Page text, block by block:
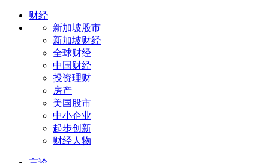
财经
新加坡股市
新加坡财经
全球财经
中国财经
投资理财
房产
美国股市
中小企业
起步创新
财经人物